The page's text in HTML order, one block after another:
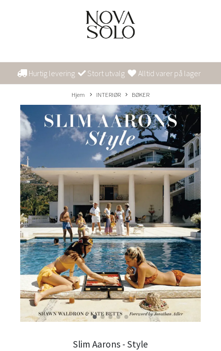
Hurtig levering Stort utvalg Alltid varer på lager
Hjem INTERIØR BØKER
Slim Aarons - Style